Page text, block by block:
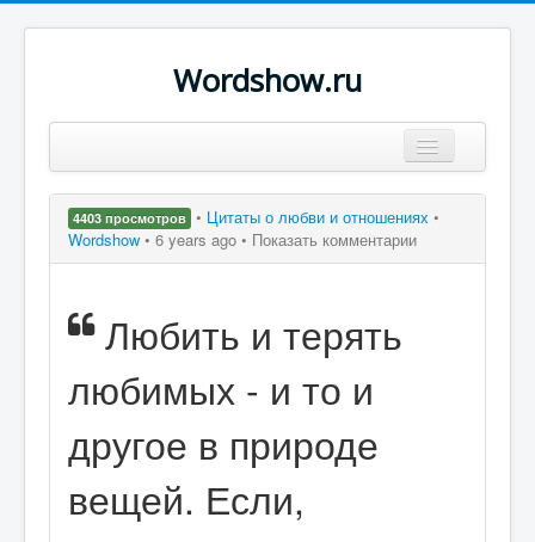
Wordshow.ru
Популярные цитаты
Поиск
4403 просмотров • Цитаты о любви и отношениях •
Wordshow • 6 years ago • Показать комментарии
Любить и терять
любимых - и то и
другое в природе
вещей. Если,